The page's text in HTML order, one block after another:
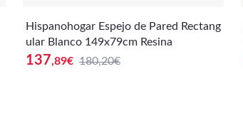
Hispanohogar Espejo de Pared Rectang
ular Blanco 149x79cm Resina
137,89€ 180,20€